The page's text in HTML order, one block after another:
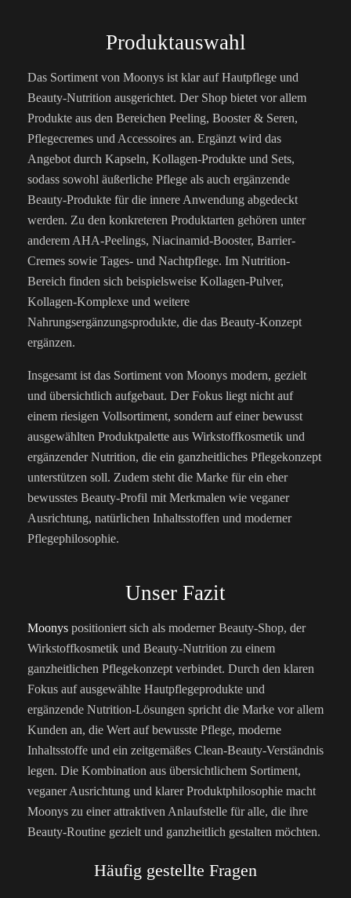
Produktauswahl
Das Sortiment von Moonys ist klar auf Hautpflege und
Beauty-Nutrition ausgerichtet. Der Shop bietet vor allem
Produkte aus den Bereichen Peeling, Booster & Seren,
Pflegecremes und Accessoires an. Ergänzt wird das
Angebot durch Kapseln, Kollagen-Produkte und Sets,
sodass sowohl äußerliche Pflege als auch ergänzende
Beauty-Produkte für die innere Anwendung abgedeckt
werden. Zu den konkreteren Produktarten gehören unter
anderem AHA-Peelings, Niacinamid-Booster, Barrier-
Cremes sowie Tages- und Nachtpflege. Im Nutrition-
Bereich finden sich beispielsweise Kollagen-Pulver,
Kollagen-Komplexe und weitere
Nahrungsergänzungsprodukte, die das Beauty-Konzept
ergänzen.
Insgesamt ist das Sortiment von Moonys modern, gezielt
und übersichtlich aufgebaut. Der Fokus liegt nicht auf
einem riesigen Vollsortiment, sondern auf einer bewusst
ausgewählten Produktpalette aus Wirkstoffkosmetik und
ergänzender Nutrition, die ein ganzheitliches Pflegekonzept
unterstützen soll. Zudem steht die Marke für ein eher
bewusstes Beauty-Profil mit Merkmalen wie veganer
Ausrichtung, natürlichen Inhaltsstoffen und moderner
Pflegephilosophie.
Unser Fazit
Moonys positioniert sich als moderner Beauty-Shop, der
Wirkstoffkosmetik und Beauty-Nutrition zu einem
ganzheitlichen Pflegekonzept verbindet. Durch den klaren
Fokus auf ausgewählte Hautpflegeprodukte und
ergänzende Nutrition-Lösungen spricht die Marke vor allem
Kunden an, die Wert auf bewusste Pflege, moderne
Inhaltsstoffe und ein zeitgemäßes Clean-Beauty-Verständnis
legen. Die Kombination aus übersichtlichem Sortiment,
veganer Ausrichtung und klarer Produktphilosophie macht
Moonys zu einer attraktiven Anlaufstelle für alle, die ihre
Beauty-Routine gezielt und ganzheitlich gestalten möchten.
Häufig gestellte Fragen